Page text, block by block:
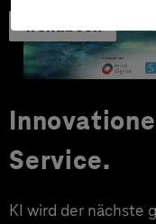
Trendbook
Service.
KI wird der nächste